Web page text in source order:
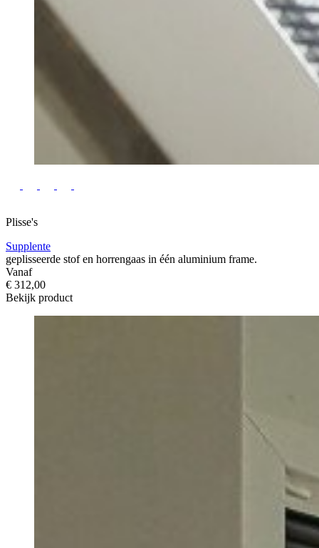
Plisse's
Supplente
geplisseerde stof en horrengaas in één aluminium frame.
Vanaf
€ 312,00
Bekijk product